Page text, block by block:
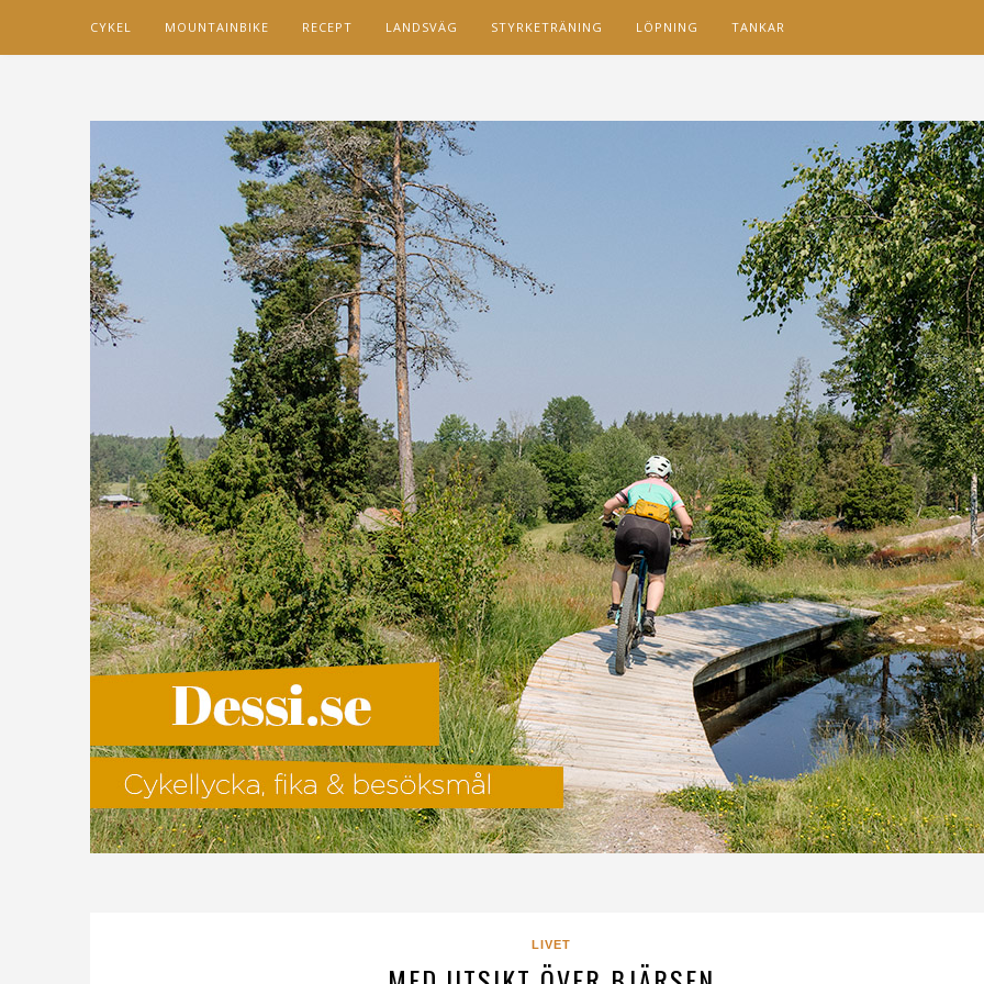
CYKEL MOUNTAINBIKE RECEPT LANDSVÄG STYRKETRÄNING LÖPNING TANKAR
LIVET